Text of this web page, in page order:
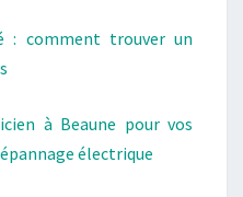
: comment trouver un
à Beaune pour vos
électrique